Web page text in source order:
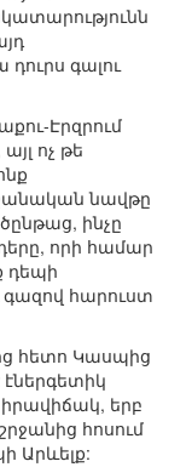
գալու
Էրզրում
ոչ թե
նավթը
ինչը
որի համար
դեպի
հարուստ
հետո Կասպից
երբ
հոսում
Արևելք: